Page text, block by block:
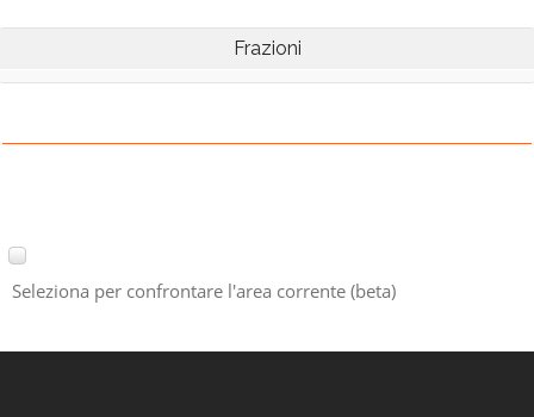
Frazioni
Seleziona per confrontare l'area corrente (beta)